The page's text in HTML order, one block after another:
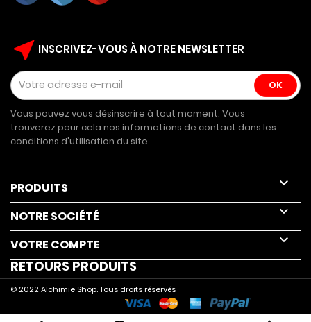
near_me INSCRIVEZ-VOUS À NOTRE NEWSLETTER
Vous pouvez vous désinscrire à tout moment. Vous
trouverez pour cela nos informations de contact dans les
conditions d'utilisation du site.
PRODUITS 
NOTRE SOCIÉTÉ 
VOTRE COMPTE 
RETOURS PRODUITS
© 2022 Alchimie Shop. Tous droits réservés